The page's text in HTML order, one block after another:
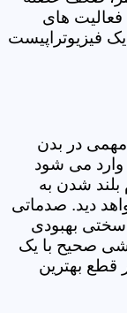
های
فیزیوتراپیست
در بدن
وارد می شود
بلند شدن به
دید. صدماتی
سختی بهبودی
صحیح با یک
قطع بهترین